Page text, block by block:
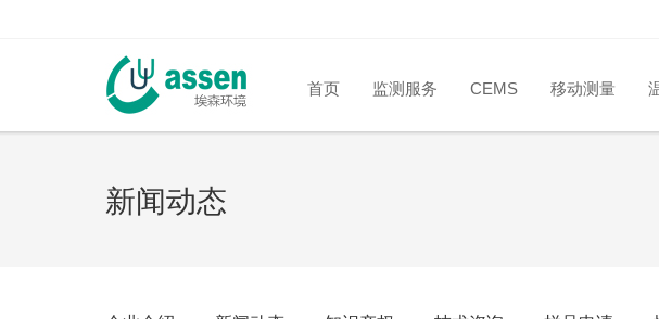
首页 监测服务 CEMS 移动测量
新闻动态